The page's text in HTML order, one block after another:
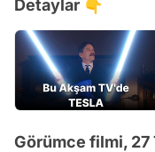
Detaylar 👇
Görümce filmi, 27